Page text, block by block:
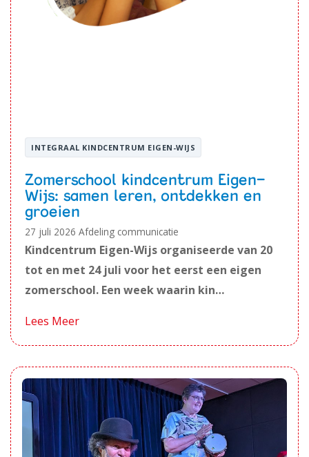
INTEGRAAL KINDCENTRUM EIGEN-WIJS
Zomerschool kindcentrum Eigen-
Wijs: samen leren, ontdekken en
groeien
27 juli 2026 Afdeling communicatie
Kindcentrum Eigen-Wijs organiseerde van 20
tot en met 24 juli voor het eerst een eigen
zomerschool. Een week waarin kin…
Lees Meer